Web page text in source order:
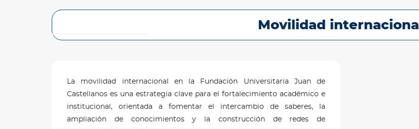
Movilidad internacional
La movilidad internacional en la Fundación Universitaria Juan de
Castellanos es una estrategia clave para el fortalecimiento académico e
institucional, orientada a fomentar el intercambio de saberes, la
ampliación de conocimientos y la construcción de redes de